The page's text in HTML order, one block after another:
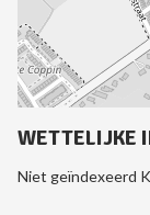
WETTELIJKE
Niet geïndexeerd